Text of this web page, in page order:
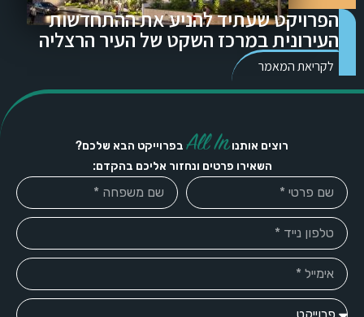
הפרויקט שעתיד להניע את ההתחדשות
העירונית במרכז השקט של העיר הרצליה
לקריאת המאמר
רוצים אותנוAll In בפרוייקט הבא שלכם?
השאירו פרטים ונחזור אליכם בהקדם: